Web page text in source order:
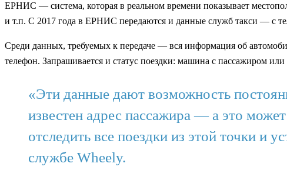
ЕРНИС — система, которая в реальном времени показывает
и т.п. С 2017 года в ЕРНИС передаются и данные служб такси — с
Среди данных, требуемых к передаче — вся информация об
телефон. Запрашивается и статус поездки: машина с пассажиром
«Эти данные дают возможность
известен адрес пассажира — а это
отследить все поездки из этой точки и
службе Wheely.